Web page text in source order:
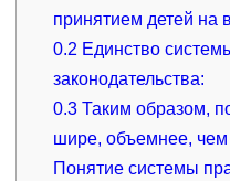
принятием детей на
0.2 Единство
законодательства:
0.3 Таким образом,
шире, объемнее, чем
Понятие системы